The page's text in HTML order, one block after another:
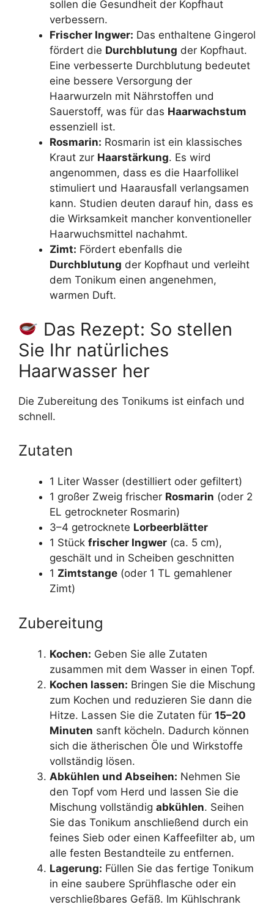
sollen die Gesundheit der Kopfhaut
verbessern.
Frischer Ingwer: Das enthaltene Gingerol
fördert die Durchblutung der Kopfhaut.
Eine verbesserte Durchblutung bedeutet
eine bessere Versorgung der
Haarwurzeln mit Nährstoffen und
Sauerstoff, was für das Haarwachstum
essenziell ist.
Rosmarin: Rosmarin ist ein klassisches
Kraut zur Haarstärkung. Es wird
angenommen, dass es die Haarfollikel
stimuliert und Haarausfall verlangsamen
kann. Studien deuten darauf hin, dass es
die Wirksamkeit mancher konventioneller
Haarwuchsmittel nachahmt.
Zimt: Fördert ebenfalls die
Durchblutung der Kopfhaut und verleiht
dem Tonikum einen angenehmen,
warmen Duft.
Das Rezept: So stellen
Sie Ihr natürliches
Haarwasser her
Die Zubereitung des Tonikums ist einfach und
schnell.
Zutaten
1 Liter Wasser (destilliert oder gefiltert)
1 großer Zweig frischer Rosmarin (oder 2
EL getrockneter Rosmarin)
3–4 getrocknete Lorbeerblätter
1 Stück frischer Ingwer (ca. 5 cm),
geschält und in Scheiben geschnitten
1 Zimtstange (oder 1 TL gemahlener
Zimt)
Zubereitung
Kochen: Geben Sie alle Zutaten
zusammen mit dem Wasser in einen Topf.
Kochen lassen: Bringen Sie die Mischung
zum Kochen und reduzieren Sie dann die
Hitze. Lassen Sie die Zutaten für 15–20
Minuten sanft köcheln. Dadurch können
sich die ätherischen Öle und Wirkstoffe
vollständig lösen.
Abkühlen und Abseihen: Nehmen Sie
den Topf vom Herd und lassen Sie die
Mischung vollständig abkühlen. Seihen
Sie das Tonikum anschließend durch ein
feines Sieb oder einen Kaffeefilter ab, um
alle festen Bestandteile zu entfernen.
Lagerung: Füllen Sie das fertige Tonikum
in eine saubere Sprühflasche oder ein
verschließbares Gefäß. Im Kühlschrank